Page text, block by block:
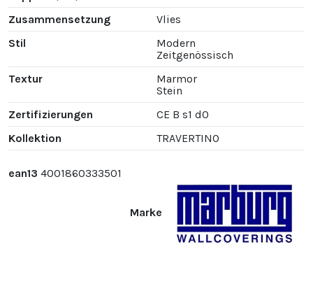
Zusammensetzung
Vlies
Stil
Modern
Zeitgenössisch
Textur
Marmor
Stein
Zertifizierungen
CE B s1 d0
Kollektion
TRAVERTINO
Marke
ean13 4001860333501